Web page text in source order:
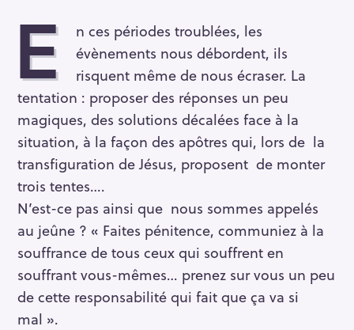
E
n ces périodes troublées, les
évènements nous débordent, ils
risquent même de nous écraser. La
tentation : proposer des réponses un peu
magiques, des solutions décalées face à la
situation, à la façon des apôtres qui, lors de la
transfiguration de Jésus, proposent de monter
trois tentes….
N’est-ce pas ainsi que nous sommes appelés
au jeûne ? « Faites pénitence, communiez à la
souffrance de tous ceux qui souffrent en
souffrant vous-mêmes… prenez sur vous un peu
de cette responsabilité qui fait que ça va si
mal ».